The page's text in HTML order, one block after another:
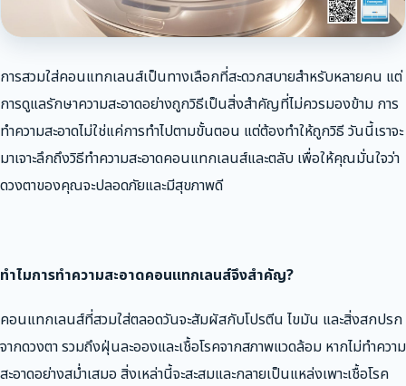
การสวมใส่คอนแทกเลนส์เป็นทางเลือกที่สะดวกสบายสำหรับหลายคน แต่
การดูแลรักษาความสะอาดอย่างถูกวิธีเป็นสิ่งสำคัญที่ไม่ควรมองข้าม การ
ทำความสะอาดไม่ใช่แค่การทำไปตามขั้นตอน แต่ต้องทำให้ถูกวิธี วันนี้เราจะ
มาเจาะลึกถึงวิธีทำความสะอาดคอนแทกเลนส์และตลับ เพื่อให้คุณมั่นใจว่า
ดวงตาของคุณจะปลอดภัยและมีสุขภาพดี
ทำไมการทำความสะอาดคอนแทกเลนส์จึงสำคัญ?
คอนแทกเลนส์ที่สวมใส่ตลอดวันจะสัมผัสกับโปรตีน ไขมัน และสิ่งสกปรก
จากดวงตา รวมถึงฝุ่นละอองและเชื้อโรคจากสภาพแวดล้อม หากไม่ทำความ
สะอาดอย่างสม่ำเสมอ สิ่งเหล่านี้จะสะสมและกลายเป็นแหล่งเพาะเชื้อโรค